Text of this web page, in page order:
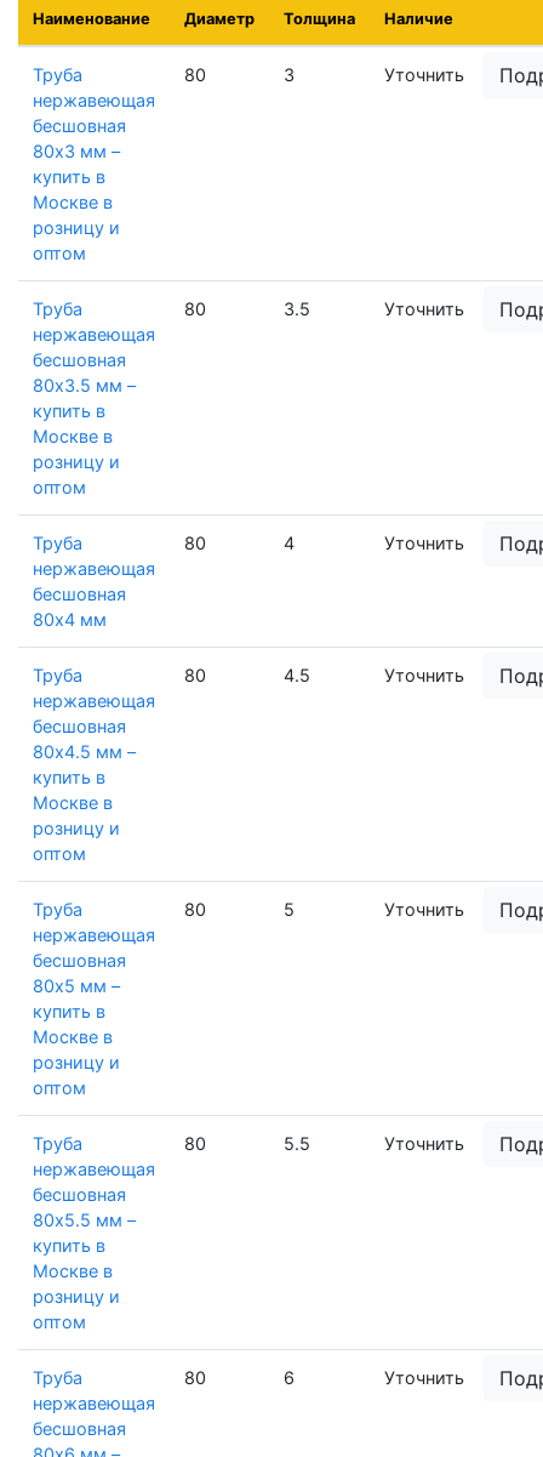
Наименование Диаметр Толщина Наличие
Труба
нержавеющая
бесшовная
80х3 мм –
купить в
Москве в
розницу и
оптом
80 3 Уточнить
Труба
нержавеющая
бесшовная
80х3.5 мм –
купить в
Москве в
розницу и
оптом
80 3.5 Уточнить
Труба
нержавеющая
бесшовная
80х4 мм
80 4 Уточнить
Труба
нержавеющая
бесшовная
80х4.5 мм –
купить в
Москве в
розницу и
оптом
80 4.5 Уточнить
Труба
нержавеющая
бесшовная
80х5 мм –
купить в
Москве в
розницу и
оптом
80 5 Уточнить
Труба
нержавеющая
бесшовная
80х5.5 мм –
купить в
Москве в
розницу и
оптом
80 5.5 Уточнить
Труба
нержавеющая
бесшовная
80 6 Уточнить